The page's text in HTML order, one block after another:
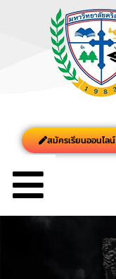
สมัครเรียนออนไลน์